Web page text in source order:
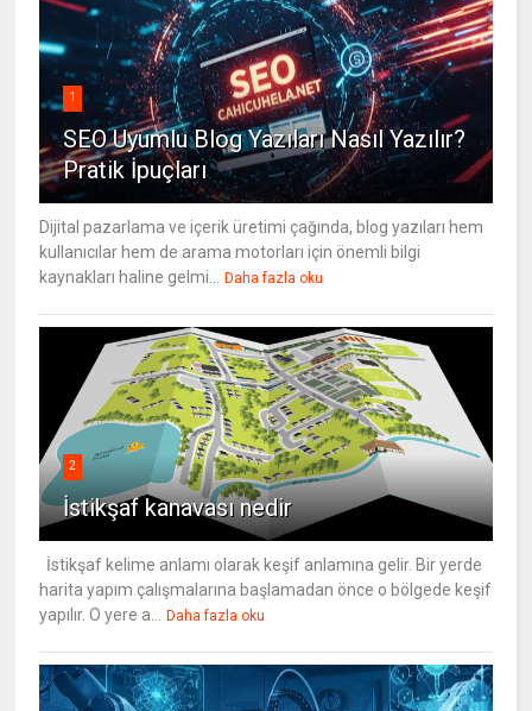
1
SEO Uyumlu Blog Yazıları Nasıl Yazılır?
Pratik İpuçları
Dijital pazarlama ve içerik üretimi çağında, blog yazıları hem
kullanıcılar hem de arama motorları için önemli bilgi
kaynakları haline gelmi...
Daha fazla oku
2
İstikşaf kanavası nedir
İstikşaf kelime anlamı olarak keşif anlamına gelir. Bir yerde
harita yapım çalışmalarına başlamadan önce o bölgede keşif
yapılır. O yere a...
Daha fazla oku